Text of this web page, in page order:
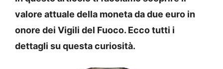
valore attuale della moneta da due euro in
onore dei Vigili del Fuoco. Ecco tutti i
dettagli su questa curiosità.